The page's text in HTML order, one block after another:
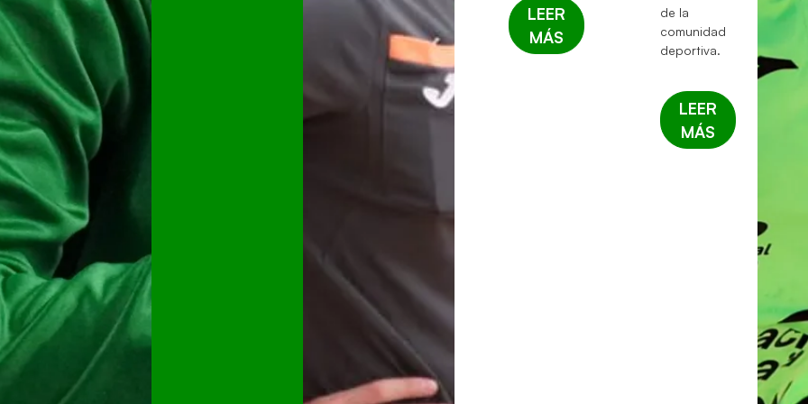
LEER
MÁS
de la
comunidad
deportiva.
LEER
MÁS